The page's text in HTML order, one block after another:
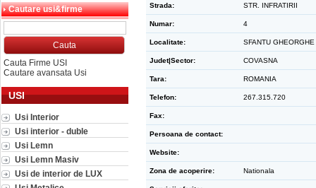
Cautare usi&firme
Cauta Firme USI
Cautare avansata Usi
USI
Usi Interior
Usi interior - duble
Usi Lemn
Usi Lemn Masiv
Usi de interior de LUX
Strada: STR. INFRATIRII
Numar: 4
Localitate: SFANTU GHEORGHE
Judet|Sector: COVASNA
Tara: ROMANIA
Telefon: 267.315.720
Fax:
Persoana de contact:
Website:
Zona de acoperire: Nationala